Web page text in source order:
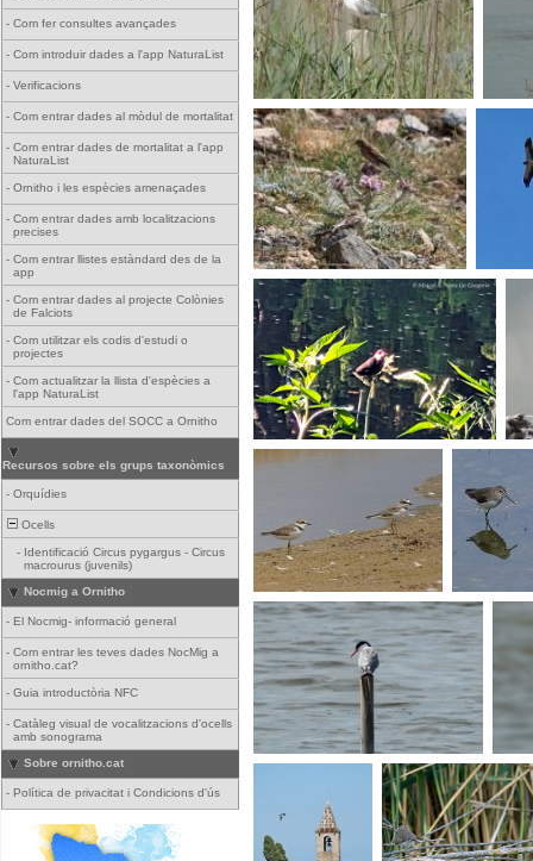
- Com fer consultes avançades
- Com introduir dades a l'app NaturaList
- Verificacions
- Com entrar dades al mòdul de mortalitat
- Com entrar dades de mortalitat a l'app
NaturaList
- Ornitho i les espècies amenaçades
- Com entrar dades amb localitzacions
precises
- Com entrar llistes estàndard des de la
app
- Com entrar dades al projecte Colònies
de Falciots
- Com utilitzar els codis d'estudi o
projectes
- Com actualitzar la llista d'espècies a
l'app NaturaList
Com entrar dades del SOCC a Ornitho
Recursos sobre els grups taxonòmics
- Orquídies
Ocells
- Identificació Circus pygargus - Circus
macrourus (juvenils)
Nocmig a Ornitho
- El Nocmig- informació general
- Com entrar les teves dades NocMig a
ornitho.cat?
- Guia introductòria NFC
- Catàleg visual de vocalitzacions d'ocells
amb sonograma
Sobre ornitho.cat
- Política de privacitat i Condicions d'ús